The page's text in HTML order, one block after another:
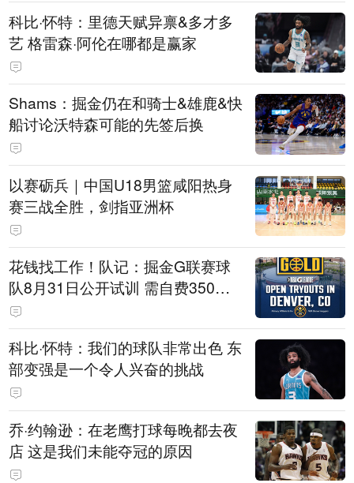
科比·怀特：里德天赋异禀&多才多
艺 格雷森·阿伦在哪都是赢家
Shams：掘金仍在和骑士&雄鹿&快
船讨论沃特森可能的先签后换
以赛砺兵｜中国U18男篮咸阳热身
赛三战全胜，剑指亚洲杯
花钱找工作！队记：掘金G联赛球
队8月31日公开试训 需自费350美
元
科比·怀特：我们的球队非常出色 东
部变强是一个令人兴奋的挑战
乔·约翰逊：在老鹰打球每晚都去夜
店 这是我们未能夺冠的原因